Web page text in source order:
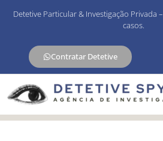
Detetive Particular & Investigação Privada –
casos.
Contratar Detetive